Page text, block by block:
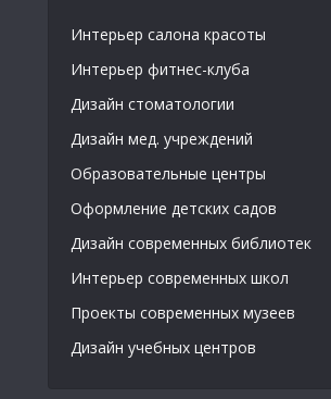
Интерьер салона красоты
Интерьер фитнес-клуба
Дизайн стоматологии
Дизайн мед. учреждений
Образовательные центры
Оформление детских садов
Дизайн современных библиотек
Интерьер современных школ
Проекты современных музеев
Дизайн учебных центров